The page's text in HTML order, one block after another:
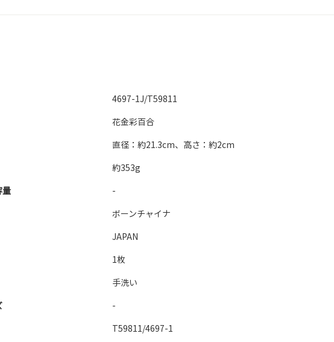
4697-1J/T59811
花金彩百合
直径：約21.3cm、高さ：約2cm
約353g
量
-
ボーンチャイナ
JAPAN
1枚
手洗い
-
T59811/4697-1